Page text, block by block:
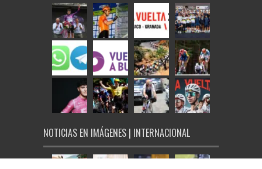
NOTICIAS EN IMÁGENES | INTERNACIONAL